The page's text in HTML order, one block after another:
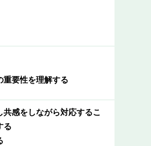
重要性を理解する
共感をしながら対応するこ
る